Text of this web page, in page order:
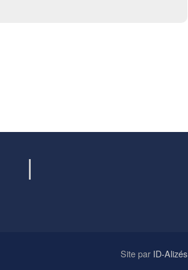
Site par ID-Alizés